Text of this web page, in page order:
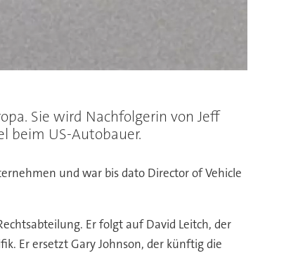
Sie wird Nachfolgerin von Jeff
beim US-Autobauer.
und war bis dato Director of Vehicle
Er folgt auf David Leitch, der
Er ersetzt Gary Johnson, der künftig die